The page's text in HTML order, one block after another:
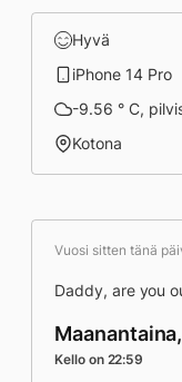
Hyvä
iPhone 14 Pro
-9.56 ° C,
Kotona
Vuosi sitten tänä
Daddy, are you
Kello on 22:59